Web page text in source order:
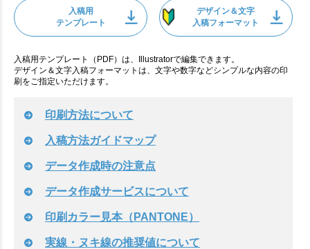
入稿用
テンプレート
デザイン＆文字
入稿フォーマット
入稿用テンプレート（PDF）は、Illustratorで編集できます。
デザイン＆文字入稿フォーマットは、文字や数字などシンプルな内容の印
刷をご指定いただけます。
印刷方法について
入稿方法ガイドマップ
データ作成時の注意点
データ作成サービスについて
印刷カラー見本（PANTONE）
実線・ヌキ線の推奨値について